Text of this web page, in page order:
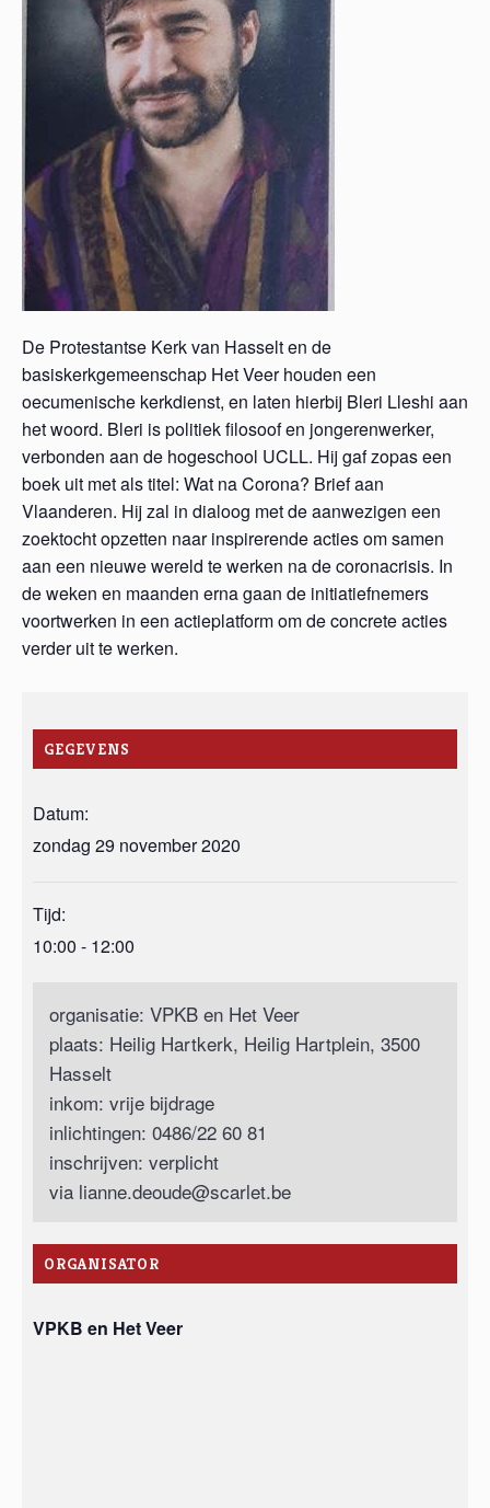
De Protestantse Kerk van Hasselt en de
basiskerkgemeenschap Het Veer houden een
oecumenische kerkdienst, en laten hierbij Bleri Lleshi aan
het woord. Bleri is politiek filosoof en jongerenwerker,
verbonden aan de hogeschool UCLL. Hij gaf zopas een
boek uit met als titel: Wat na Corona? Brief aan
Vlaanderen. Hij zal in dialoog met de aanwezigen een
zoektocht opzetten naar inspirerende acties om samen
aan een nieuwe wereld te werken na de coronacrisis. In
de weken en maanden erna gaan de initiatiefnemers
voortwerken in een actieplatform om de concrete acties
verder uit te werken.
GEGEVENS
Datum:
zondag 29 november 2020
Tijd:
10:00 - 12:00
organisatie: VPKB en Het Veer
plaats: Heilig Hartkerk, Heilig Hartplein, 3500
Hasselt
inkom: vrije bijdrage
inlichtingen: 0486/22 60 81
inschrijven: verplicht
via lianne.deoude@scarlet.be
ORGANISATOR
VPKB en Het Veer